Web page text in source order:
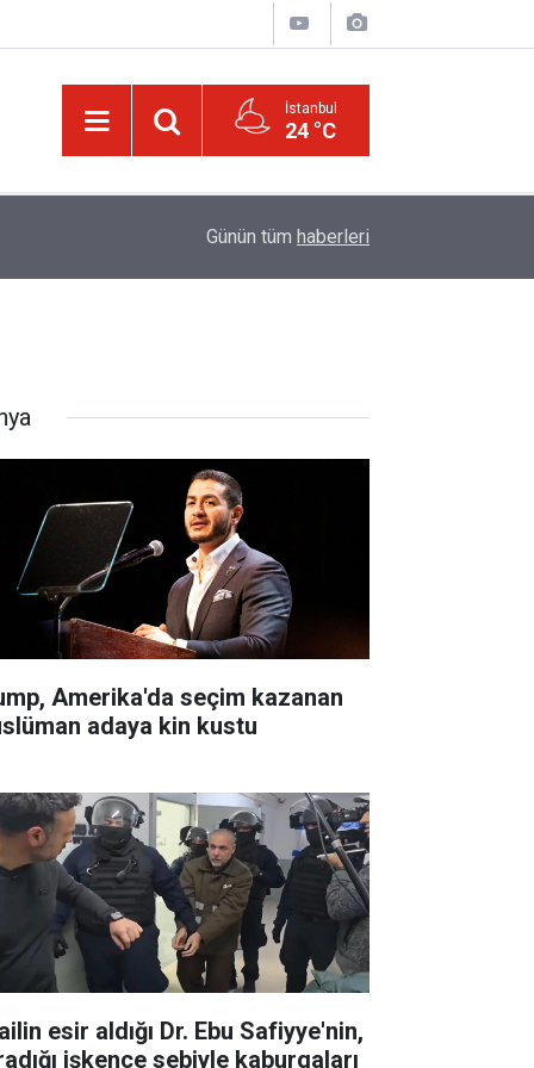
İstanbul
24 °C
Kâinattan risalet-i Muhammediyenin (a.s.m.)
Günün tüm haberleri
Amerika'da seçim kazanan
adaya kin kustu
esir aldığı Dr. Ebu Safiyye'nin,
işkence sebiyle kaburgaları